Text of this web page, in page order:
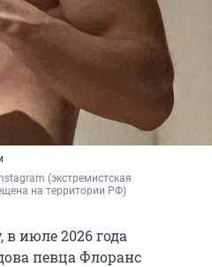
(экстремистская
на территории РФ)
июле 2026 года
певца Флоранс